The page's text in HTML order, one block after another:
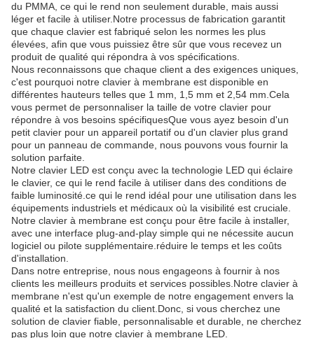
du PMMA, ce qui le rend non seulement durable, mais aussi
léger et facile à utiliser.Notre processus de fabrication garantit
que chaque clavier est fabriqué selon les normes les plus
élevées, afin que vous puissiez être sûr que vous recevez un
produit de qualité qui répondra à vos spécifications.
Nous reconnaissons que chaque client a des exigences uniques,
c'est pourquoi notre clavier à membrane est disponible en
différentes hauteurs telles que 1 mm, 1,5 mm et 2,54 mm.Cela
vous permet de personnaliser la taille de votre clavier pour
répondre à vos besoins spécifiquesQue vous ayez besoin d'un
petit clavier pour un appareil portatif ou d'un clavier plus grand
pour un panneau de commande, nous pouvons vous fournir la
solution parfaite.
Notre clavier LED est conçu avec la technologie LED qui éclaire
le clavier, ce qui le rend facile à utiliser dans des conditions de
faible luminosité.ce qui le rend idéal pour une utilisation dans les
équipements industriels et médicaux où la visibilité est cruciale.
Notre clavier à membrane est conçu pour être facile à installer,
avec une interface plug-and-play simple qui ne nécessite aucun
logiciel ou pilote supplémentaire.réduire le temps et les coûts
d'installation.
Dans notre entreprise, nous nous engageons à fournir à nos
clients les meilleurs produits et services possibles.Notre clavier à
membrane n'est qu'un exemple de notre engagement envers la
qualité et la satisfaction du client.Donc, si vous cherchez une
solution de clavier fiable, personnalisable et durable, ne cherchez
pas plus loin que notre clavier à membrane LED.